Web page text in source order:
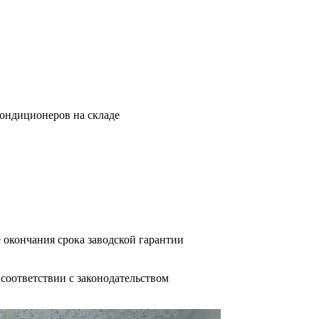
на складе
срока заводской гарантии
с законодательством